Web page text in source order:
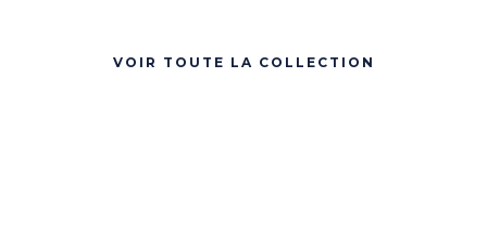
VOIR TOUTE LA COLLECTION